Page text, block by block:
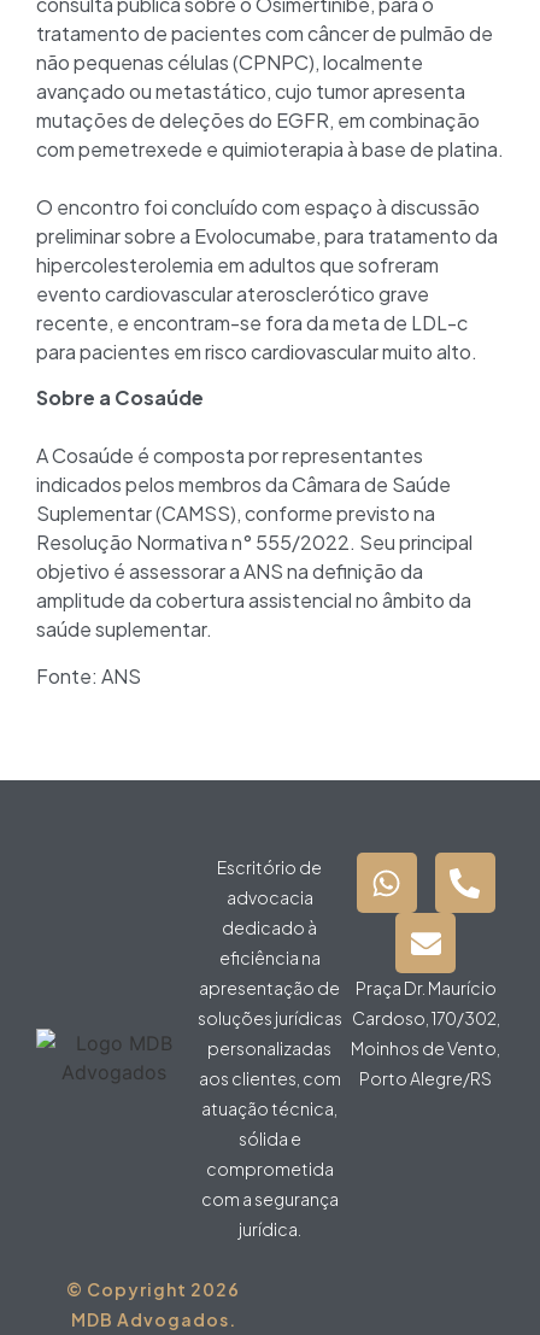
tratamento de pacientes com câncer de pulmão de
não pequenas células (CPNPC), localmente
avançado ou metastático, cujo tumor apresenta
mutações de deleções do EGFR, em combinação
com pemetrexede e quimioterapia à base de platina.
O encontro foi concluído com espaço à discussão
preliminar sobre a Evolocumabe, para tratamento da
hipercolesterolemia em adultos que sofreram
evento cardiovascular aterosclerótico grave
recente, e encontram-se fora da meta de LDL-c
para pacientes em risco cardiovascular muito alto.
Sobre a Cosaúde
A Cosaúde é composta por representantes
indicados pelos membros da Câmara de Saúde
Suplementar (CAMSS), conforme previsto na
Resolução Normativa n° 555/2022. Seu principal
objetivo é assessorar a ANS na definição da
amplitude da cobertura assistencial no âmbito da
saúde suplementar.
Fonte: ANS
Escritório de
advocacia
dedicado à
eficiência na
apresentação de
soluções jurídicas
personalizadas
aos clientes, com
atuação técnica,
sólida e
comprometida
com a segurança
jurídica.
Praça Dr. Maurício
Cardoso, 170/302,
Moinhos de Vento,
Porto Alegre/RS
© Copyright 2026
MDB Advogados.